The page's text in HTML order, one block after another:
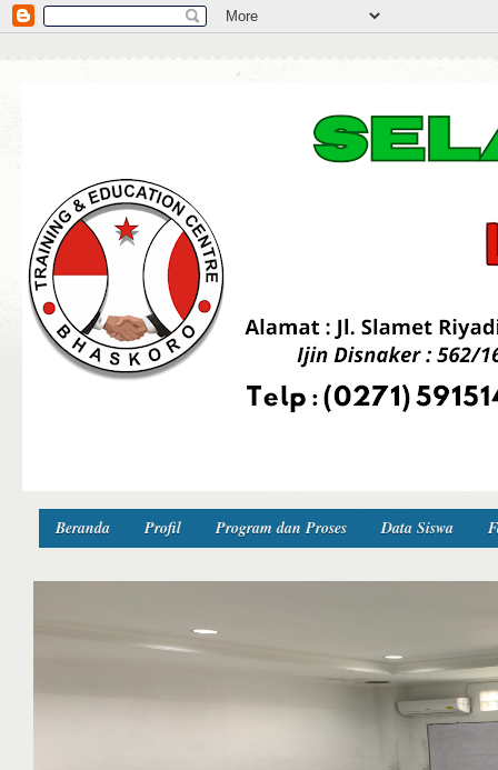
Beranda Profil Program dan Proses Data Siswa